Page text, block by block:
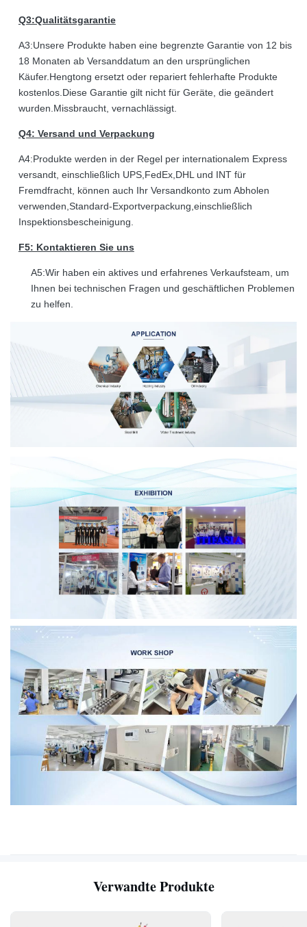
Q3:Qualitätsgarantie
A3:Unsere Produkte haben eine begrenzte Garantie von 12 bis
18 Monaten ab Versanddatum an den ursprünglichen
Käufer.Hengtong ersetzt oder repariert fehlerhafte Produkte
kostenlos.Diese Garantie gilt nicht für Geräte, die geändert
wurden.Missbraucht, vernachlässigt.
Q4: Versand und Verpackung
A4:Produkte werden in der Regel per internationalem Express
versandt, einschließlich UPS,FedEx,DHL und INT für
Fremdfracht, können auch Ihr Versandkonto zum Abholen
verwenden,Standard-Exportverpackung,einschließlich
Inspektionsbescheinigung.
F5: Kontaktieren Sie uns
A5:Wir haben ein aktives und erfahrenes Verkaufsteam, um
Ihnen bei technischen Fragen und geschäftlichen Problemen
zu helfen.
Verwandte Produkte